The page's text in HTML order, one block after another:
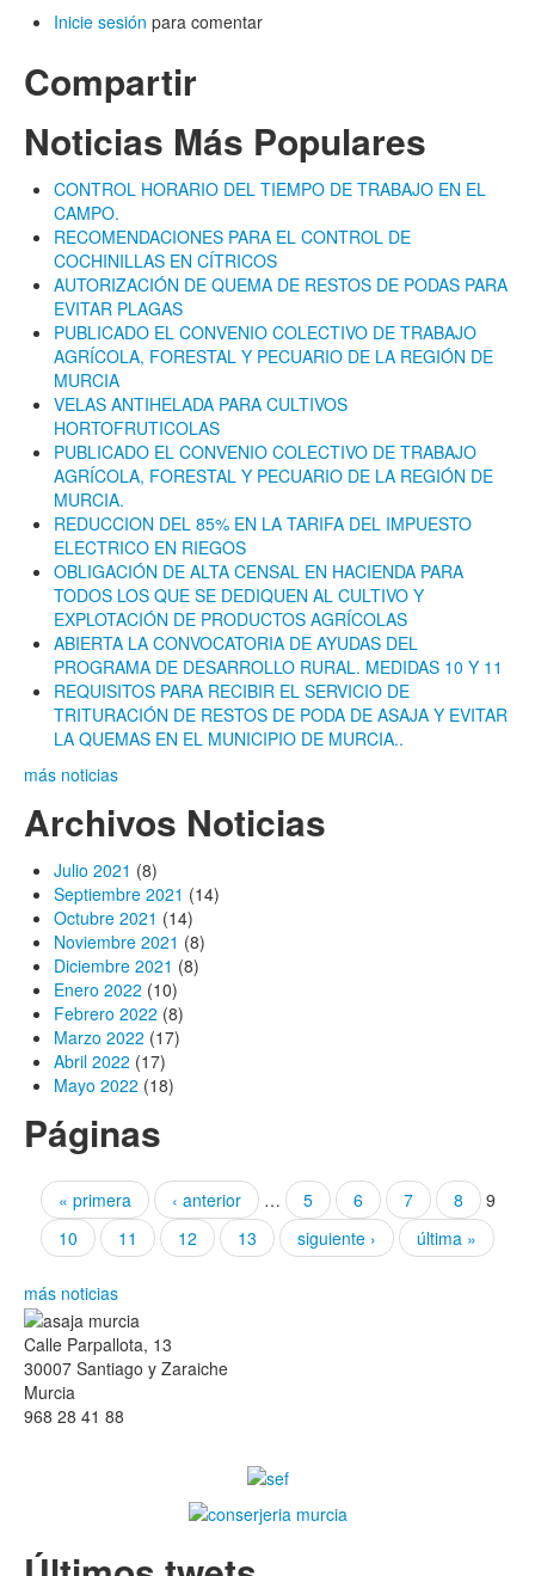
Inicie sesión para comentar
Compartir
Noticias Más Populares
CONTROL HORARIO DEL TIEMPO DE TRABAJO EN EL
CAMPO.
RECOMENDACIONES PARA EL CONTROL DE
COCHINILLAS EN CÍTRICOS
AUTORIZACIÓN DE QUEMA DE RESTOS DE PODAS PARA
EVITAR PLAGAS
PUBLICADO EL CONVENIO COLECTIVO DE TRABAJO
AGRÍCOLA, FORESTAL Y PECUARIO DE LA REGIÓN DE
MURCIA
VELAS ANTIHELADA PARA CULTIVOS
HORTOFRUTICOLAS
PUBLICADO EL CONVENIO COLECTIVO DE TRABAJO
AGRÍCOLA, FORESTAL Y PECUARIO DE LA REGIÓN DE
MURCIA.
REDUCCION DEL 85% EN LA TARIFA DEL IMPUESTO
ELECTRICO EN RIEGOS
OBLIGACIÓN DE ALTA CENSAL EN HACIENDA PARA
TODOS LOS QUE SE DEDIQUEN AL CULTIVO Y
EXPLOTACIÓN DE PRODUCTOS AGRÍCOLAS
ABIERTA LA CONVOCATORIA DE AYUDAS DEL
PROGRAMA DE DESARROLLO RURAL. MEDIDAS 10 Y 11
REQUISITOS PARA RECIBIR EL SERVICIO DE
TRITURACIÓN DE RESTOS DE PODA DE ASAJA Y EVITAR
LA QUEMAS EN EL MUNICIPIO DE MURCIA..
más noticias
Archivos Noticias
Julio 2021 (8)
Septiembre 2021 (14)
Octubre 2021 (14)
Noviembre 2021 (8)
Diciembre 2021 (8)
Enero 2022 (10)
Febrero 2022 (8)
Marzo 2022 (17)
Abril 2022 (17)
Mayo 2022 (18)
Páginas
« primera ‹ anterior … 5 6 7 8
9
10
11 12 13 siguiente › última »
más noticias
Calle Parpallota, 13
30007 Santiago y Zaraiche
Murcia
968 28 41 88